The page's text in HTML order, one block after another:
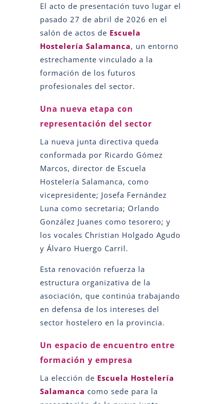
El acto de presentación tuvo lugar el
pasado 27 de abril de 2026 en el
salón de actos de Escuela
Hostelería Salamanca, un entorno
estrechamente vinculado a la
formación de los futuros
profesionales del sector.
Una nueva etapa con
representación del sector
La nueva junta directiva queda
conformada por Ricardo Gómez
Marcos, director de Escuela
Hostelería Salamanca, como
vicepresidente; Josefa Fernández
Luna como secretaria; Orlando
González Juanes como tesorero; y
los vocales Christian Holgado Agudo
y Álvaro Huergo Carril.
Esta renovación refuerza la
estructura organizativa de la
asociación, que continúa trabajando
en defensa de los intereses del
sector hostelero en la provincia.
Un espacio de encuentro entre
formación y empresa
La elección de Escuela Hostelería
Salamanca como sede para la